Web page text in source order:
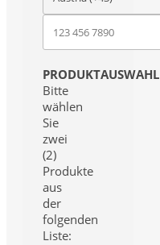
PRODUKTAUSWAHL
Bitte
wählen
Sie
zwei
(2)
Produkte
aus
der
folgenden
Liste: